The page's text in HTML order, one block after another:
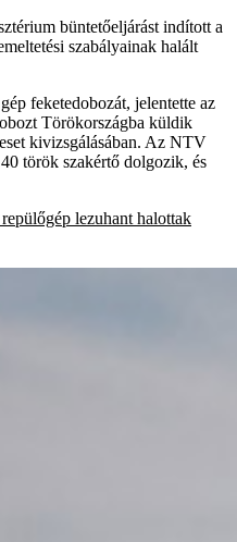
büntetőeljárást indított a
szabályainak halált
feketedobozát, jelentette az
Törökországba küldik
kivizsgálásában. Az NTV
török szakértő dolgozik, és
lezuhant halottak